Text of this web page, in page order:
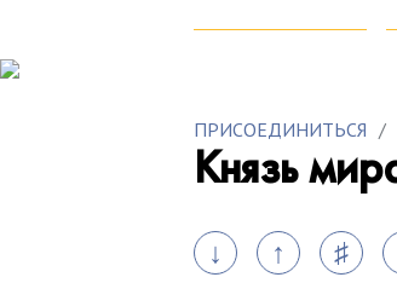
ПРИСОЕДИНИТЬСЯ /
Князь
↓ ↑ ♯